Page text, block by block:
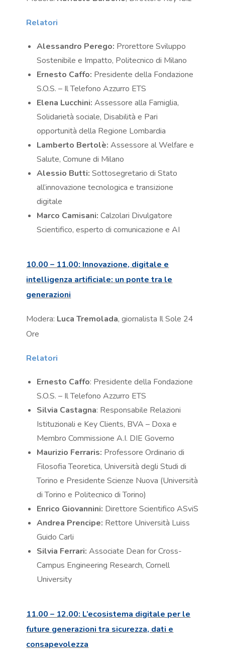
Relatori
Alessandro Perego: Prorettore Sviluppo
Sostenibile e Impatto, Politecnico di Milano
Ernesto Caffo: Presidente della Fondazione
S.O.S. – Il Telefono Azzurro ETS
Elena Lucchini: Assessore alla Famiglia,
Solidarietà sociale, Disabilità e Pari
opportunità della Regione Lombardia
Lamberto Bertolè: Assessore al Welfare e
Salute, Comune di Milano
Alessio Butti: Sottosegretario di Stato
all’innovazione tecnologica e transizione
digitale
Marco Camisani: Calzolari Divulgatore
Scientifico, esperto di comunicazione e AI
10.00 – 11.00: Innovazione, digitale e
intelligenza artificiale: un ponte tra le
generazioni
Modera: Luca Tremolada, giornalista Il Sole 24
Ore
Relatori
Ernesto Caffo: Presidente della Fondazione
S.O.S. – Il Telefono Azzurro ETS
Silvia Castagna: Responsabile Relazioni
Istituzionali e Key Clients, BVA – Doxa e
Membro Commissione A.I. DIE Governo
Maurizio Ferraris: Professore Ordinario di
Filosofia Teoretica, Università degli Studi di
Torino e Presidente Scienze Nuova (Università
di Torino e Politecnico di Torino)
Enrico Giovannini: Direttore Scientifico ASviS
Andrea Prencipe: Rettore Università Luiss
Guido Carli
Silvia Ferrari: Associate Dean for Cross-
Campus Engineering Research, Cornell
University
11.00 – 12.00: L’ecosistema digitale per le
future generazioni tra sicurezza, dati e
consapevolezza